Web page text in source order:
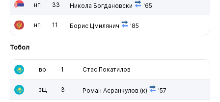
нп 33 Никола Богдановски '65
нп 11 Борис Цмилянич '85
Тобол
вр 1 Стас Покатилов
зщ 3 Роман Асранкулов (к) '57